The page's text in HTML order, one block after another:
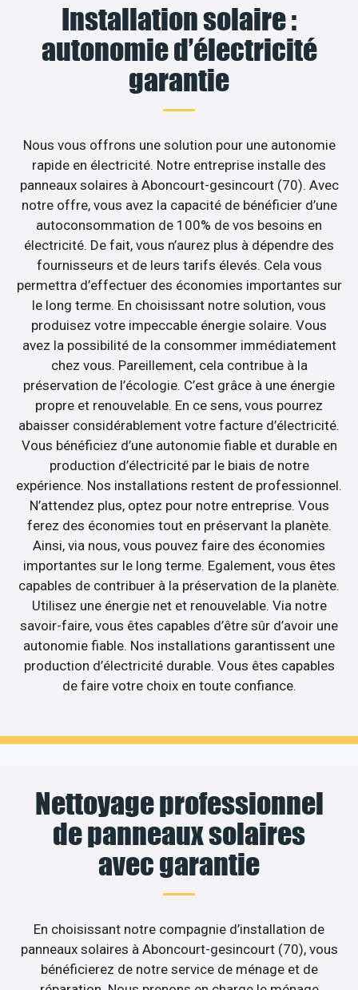
Installation solaire :
autonomie d’électricité
garantie
Nous vous offrons une solution pour une autonomie
rapide en électricité. Notre entreprise installe des
panneaux solaires à Aboncourt-gesincourt (70). Avec
notre offre, vous avez la capacité de bénéficier d’une
autoconsommation de 100% de vos besoins en
électricité. De fait, vous n’aurez plus à dépendre des
fournisseurs et de leurs tarifs élevés. Cela vous
permettra d’effectuer des économies importantes sur
le long terme. En choisissant notre solution, vous
produisez votre impeccable énergie solaire. Vous
avez la possibilité de la consommer immédiatement
chez vous. Pareillement, cela contribue à la
préservation de l’écologie. C’est grâce à une énergie
propre et renouvelable. En ce sens, vous pourrez
abaisser considérablement votre facture d’électricité.
Vous bénéficiez d’une autonomie fiable et durable en
production d’électricité par le biais de notre
expérience. Nos installations restent de professionnel.
N’attendez plus, optez pour notre entreprise. Vous
ferez des économies tout en préservant la planète.
Ainsi, via nous, vous pouvez faire des économies
importantes sur le long terme. Egalement, vous êtes
capables de contribuer à la préservation de la planète.
Utilisez une énergie net et renouvelable. Via notre
savoir-faire, vous êtes capables d’être sûr d’avoir une
autonomie fiable. Nos installations garantissent une
production d’électricité durable. Vous êtes capables
de faire votre choix en toute confiance.
Nettoyage professionnel
de panneaux solaires
avec garantie
En choisissant notre compagnie d’installation de
panneaux solaires à Aboncourt-gesincourt (70), vous
bénéficierez de notre service de ménage et de